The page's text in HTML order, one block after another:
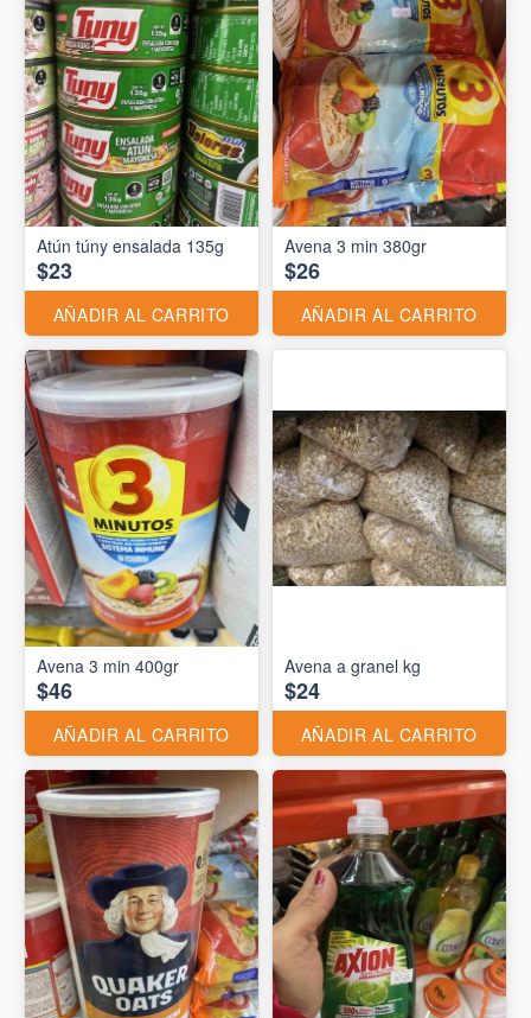
Atún túny ensalada 135g
$23
AÑADIR AL CARRITO
Avena 3 min 380gr
$26
AÑADIR AL CARRITO
Avena 3 min 400gr
$46
AÑADIR AL CARRITO
Avena a granel kg
$24
AÑADIR AL CARRITO